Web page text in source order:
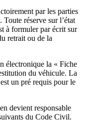
par les parties
réserve sur l’état
à formuler par écrit sur
retrait ou de la
électronique la « Fiche
du véhicule. La
un pré requis pour le
devient responsable
du Code Civil.